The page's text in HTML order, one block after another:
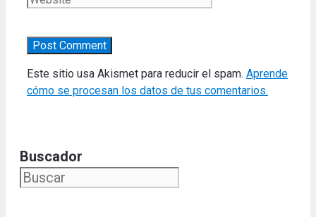
Este sitio usa Akismet para reducir el spam. Aprende
cómo se procesan los datos de tus comentarios.
Buscador